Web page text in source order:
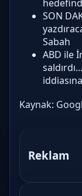
SON
Sabah
ABD ile
Kaynak:
Reklam